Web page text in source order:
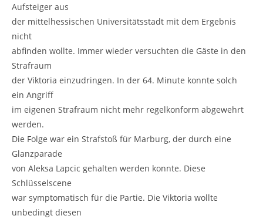
Aufsteiger aus
der mittelhessischen Universitätsstadt mit dem Ergebnis
nicht
abfinden wollte. Immer wieder versuchten die Gäste in den
Strafraum
der Viktoria einzudringen. In der 64. Minute konnte solch
ein Angriff
im eigenen Strafraum nicht mehr regelkonform abgewehrt
werden.
Die Folge war ein Strafstoß für Marburg, der durch eine
Glanzparade
von Aleksa Lapcic gehalten werden konnte. Diese
Schlüsselscene
war symptomatisch für die Partie. Die Viktoria wollte
unbedingt diesen